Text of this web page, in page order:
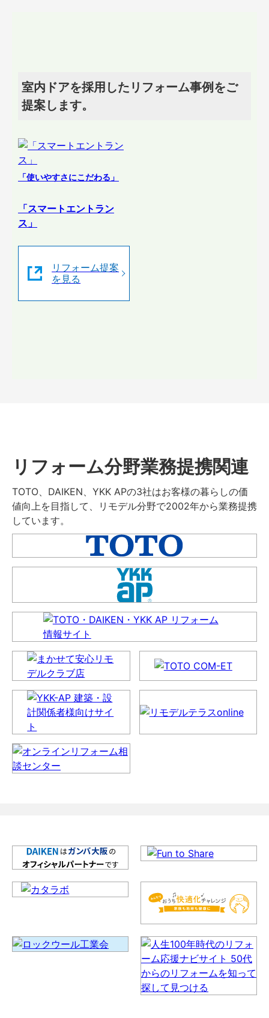
室内ドアを採用したリフォーム事例をご
提案します。
「使いやすさにこだわる」
「スマートエントラン
ス」
リフォーム提案
を見る
リフォーム分野業務提携関連
TOTO、DAIKEN、YKK APの3社はお客様の暮らしの価
値向上を目指して、リモデル分野で2002年から業務提携
しています。